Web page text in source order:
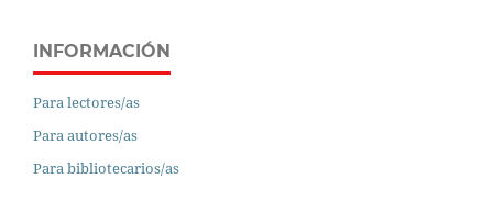
INFORMACIÓN
Para lectores/as
Para autores/as
Para bibliotecarios/as